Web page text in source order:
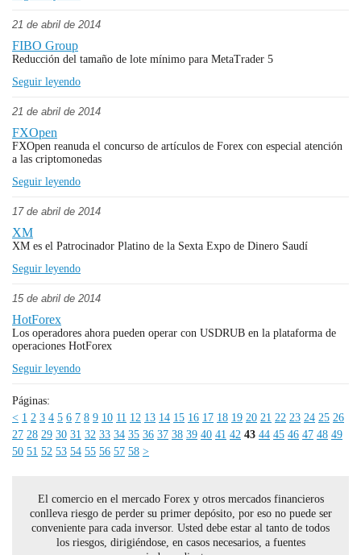
21 de abril de 2014
FIBO Group
Reducción del tamaño de lote mínimo para MetaTrader 5
Seguir leyendo
21 de abril de 2014
FXOpen
FXOpen reanuda el concurso de artículos de Forex con especial atención
a las criptomonedas
Seguir leyendo
17 de abril de 2014
XM
XM es el Patrocinador Platino de la Sexta Expo de Dinero Saudí
Seguir leyendo
15 de abril de 2014
HotForex
Los operadores ahora pueden operar con USDRUB en la plataforma de
operaciones HotForex
Seguir leyendo
Páginas:
< 1 2 3 4 5 6 7 8 9 10 11 12 13 14 15 16 17 18 19 20 21 22 23 24 25 26
27 28 29 30 31 32 33 34 35 36 37 38 39 40 41 42 43 44 45 46 47 48 49
50 51 52 53 54 55 56 57 58 >
El comercio en el mercado Forex y otros mercados financieros
conlleva riesgo de perder su primer depósito, por eso no puede ser
conveniente para cada inversor. Usted debe estar al tanto de todos
los riesgos, dirigiéndose, en casos necesarios, a fuentes